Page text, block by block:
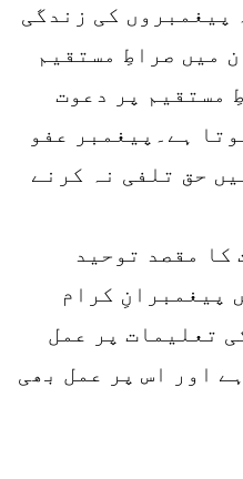
پیغمبروں کی زندگی
میں صراطِ مستقیم
مستقیم پر دعوت
ہے۔پیغمبر عفو
حق تلفی نہ کرنے
کا مقصد توحید
پیغمبرانِ کرام
تعلیمات پر عمل
اور اس پر عمل بھی